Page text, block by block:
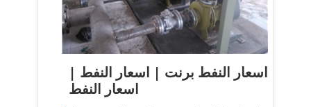
اسعار النفط برنت | اسعار النفط |
اسعار النفط